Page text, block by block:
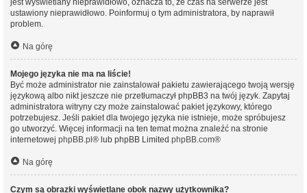
jest wyświetlany nieprawidłowo, oznacza to, że czas na serwerze jest
ustawiony nieprawidłowo. Poinformuj o tym administratora, by naprawił
problem.
Na górę
Mojego języka nie ma na liście!
Być może administrator nie zainstalował pakietu zawierającego twoją wersję
językową albo nikt jeszcze nie przetłumaczył phpBB3 na twój język. Zapytaj
administratora witryny czy może zainstalować pakiet językowy, którego
potrzebujesz. Jeśli pakiet dla twojego języka nie istnieje, może spróbujesz
go utworzyć. Więcej informacji na ten temat można znaleźć na stronie
internetowej phpBB.pl ® lub phpBB Limited phpBB.com®
Na górę
Czym są obrazki wyświetlane obok nazwy użytkownika?